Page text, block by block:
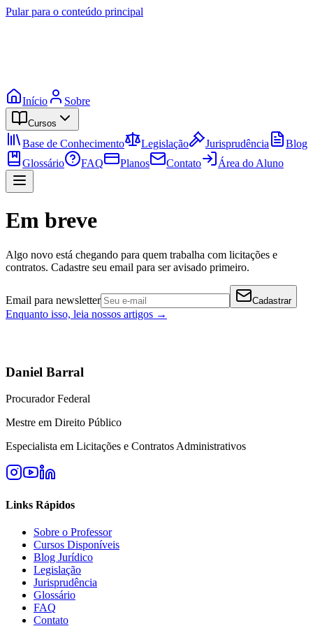
Pular para o conteúdo principal
Início Sobre
Cursos
Base de Conhecimento Legislação Jurisprudência
Blog
Glossário
FAQ Planos Contato Área do Aluno
Em breve
Algo novo está chegando para quem trabalha com licitações e
contratos. Cadastre seu email para ser avisado primeiro.
Email para newsletter Cadastrar
Enquanto isso, leia nossos artigos →
Daniel Barral
Procurador Federal
Mestre em Direito Público
Especialista em Licitações e Contratos Administrativos
Links Rápidos
Sobre o Professor
Cursos Disponíveis
Blog Jurídico
Legislação
Jurisprudência
Glossário
FAQ
Contato